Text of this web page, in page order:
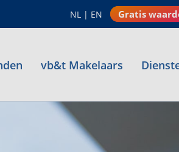
NL | EN Gratis
vb&t Makelaars